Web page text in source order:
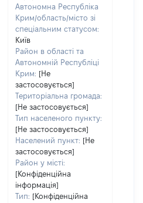
Автономна Республіка
Крим/область/місто зі
спеціальним статусом:
Київ
Район в області та
Автономній Республіці
Крим: [Не
застосовується]
Територіальна громада:
[Не застосовується]
Тип населеного пункту:
[Не застосовується]
Населений пункт: [Не
застосовується]
Район у місті:
[Конфіденційна
інформація]
Тип: [Конфіденційна